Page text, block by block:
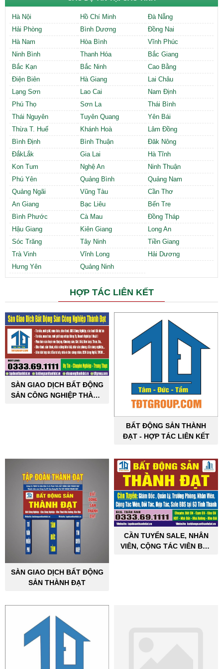
Hà Nội Hồ Chí Minh
Đà Nẵng
Hải Phòng
Bình Dương
Đồng Nai
Hà Nam
Hòa Bình
Vĩnh Phúc
Ninh Bình
Thanh Hóa
Bắc Giang
Bắc Kạn
Bắc Ninh
Cao Bằng
Điện Biên
Hà Giang
Lai Châu
Lạng Sơn
Lao Cai
Nam Định
Phú Thọ
Sơn La
Thái Bình
Thái Nguyên
Tuyên Quang
Yên Bái
Thừa T. Huế
Khánh Hoà
Lâm Đồng
Bình Định
Bình Thuận
Đăk Nông
ĐắkLắk
Gia Lai
Hà Tĩnh
Kon Tum
Nghệ An
Ninh Thuận
Phú Yên
Quảng Bình
Quảng Nam
Quảng Ngãi
Vũng Tàu
Cần Thơ
An Giang
Bạc Liêu
Bến Tre
Bình Phước
Cà Mau
Đồng Tháp
Hậu Giang
Kiên Giang
Long An
Sóc Trăng
Tây Ninh
Tiền Giang
Trà Vinh
Vĩnh Long
Hải Dương
Hưng Yên
Quảng Ninh
HỢP TÁC LIÊN KẾT
SÀN GIAO DỊCH BẤT ĐỘNG
SẢN CÔNG NGHIỆP THÀNH
BẤT ĐỘNG SẢN THÀNH
ĐẠT - HỢP TÁC LIÊN KẾT
SÀN GIAO DỊCH BẤT ĐỘNG
SẢN THÀNH ĐẠT
CẦN TUYỂN SALE, NHÂN
VIÊN, CỘNG TÁC VIÊN BẤT